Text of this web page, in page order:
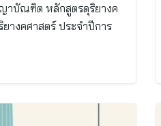
บัณฑิต หลักสูตรดุริยางค
างคศาสตร์ ประจำปีการ